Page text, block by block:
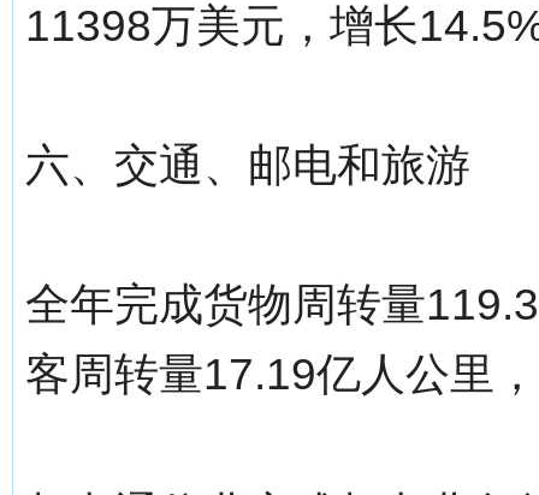
11398万美元，增长
六、交通、邮电和旅游
全年完成货物周转量
客周转量17.19亿人公里